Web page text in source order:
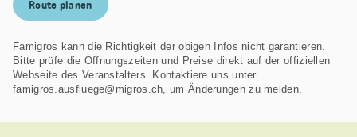
Route planen
Famigros kann die Richtigkeit der obigen Infos nicht garantieren.
Bitte prüfe die Öffnungszeiten und Preise direkt auf der offiziellen
Webseite des Veranstalters. Kontaktiere uns unter
famigros.ausfluege@migros.ch, um Änderungen zu melden.